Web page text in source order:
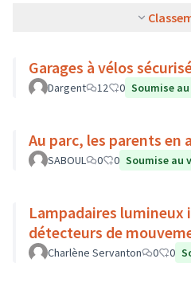
Garages à vélos
Dargent 12 0 Soumise
Au parc, les parents en
SABOUL 0 0 Soumise au
Lampadaires lumineux
détecteurs de
Charlène Servanton 0 0